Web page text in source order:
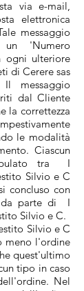
via e-mail,
elettronica
messaggio
'Numero
ogni ulteriore
di Cerere sas
messaggio
dal Cliente
la correttezza
le modalità
Ciascun
tra I
Silvio e C
concluso con
da parte di I
Silvio e C.
Silvio e C
meno l'ordine
quest'ultimo
tipo in caso
Nel